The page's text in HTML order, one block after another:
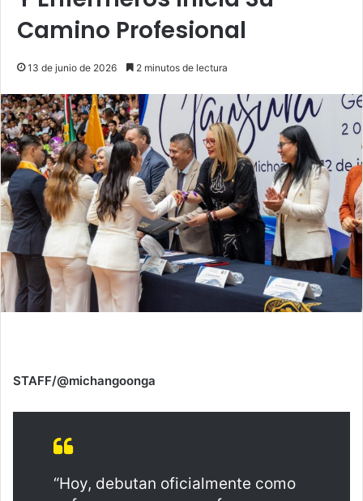
Camino Profesional
13 de junio de 2026 2 minutos de lectura
STAFF/@michangoonga
“Hoy, debutan oficialmente como